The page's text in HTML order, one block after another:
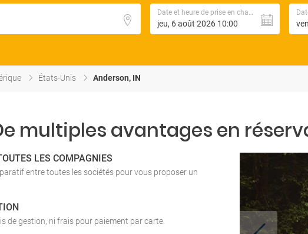
Date et heure de prise en charge
États-Unis Anderson, IN
multiples avantages en
LES COMPAGNIES
entre toutes les sociétés pour vous proposer un
de gestion, ni frais pour paiement par carte.